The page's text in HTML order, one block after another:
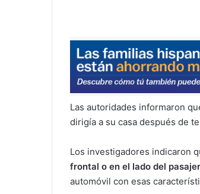
Las autoridades informaron
dirigía a su casa después de
Los investigadores indicaron
frontal o en el lado del
automóvil con esas